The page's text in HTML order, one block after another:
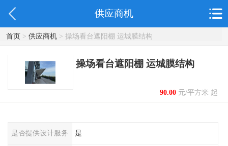
供应商机
首页> 供应商机> 操场看台遮阳棚 运城膜结构
操场看台遮阳棚 运城膜结构
90.00元/平方米 起
是否提供设计服务 是